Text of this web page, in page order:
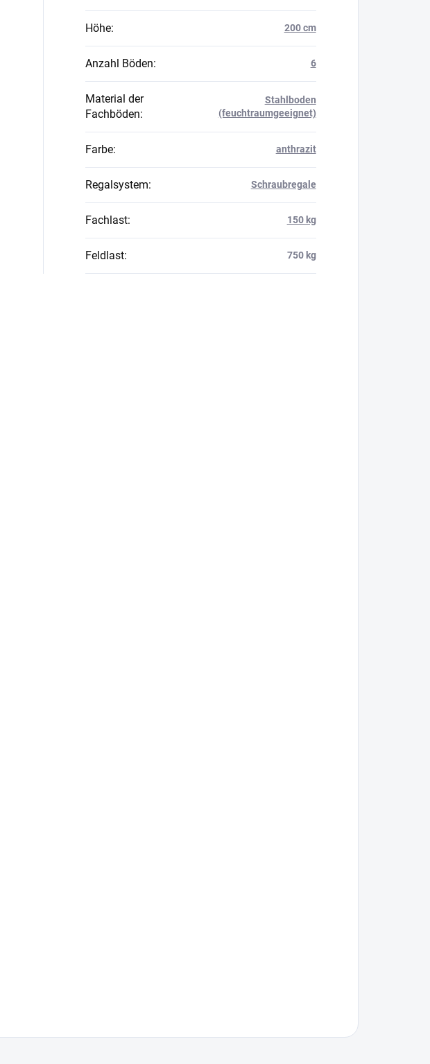
Höhe: 200 cm
Anzahl Böden: 6
Material der
Fachböden:
Stahlboden
(feuchtraumgeeignet)
Farbe: anthrazit
Regalsystem: Schraubregale
Fachlast: 150 kg
Feldlast: 750 kg